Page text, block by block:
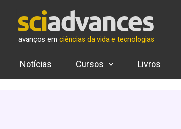
avanços em ciências da vida e tecnologias
Notícias Cursos Livros